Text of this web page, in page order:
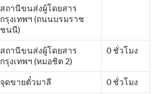
สถานีขนส่งผู้โดยสาร
กรุงเทพฯ (ถนนบรมราช
ชนนี)
สถานีขนส่งผู้โดยสาร
กรุงเทพฯ (หมอชิต 2)
0 ชั่วโมง
จุดขายตั๋วมาลี 0 ชั่วโมง